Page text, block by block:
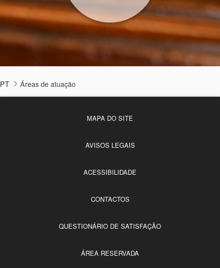
PT Áreas de atuação
MAPA DO SITE
AVISOS LEGAIS
ACESSIBILIDADE
CONTACTOS
QUESTIONÁRIO DE SATISFAÇÃO
ÁREA RESERVADA